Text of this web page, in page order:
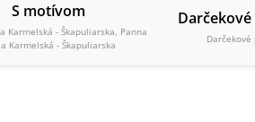
S motívom
Karmelská - Škapuliarska, Panna
Karmelská - Škapuliarska
Darčekové